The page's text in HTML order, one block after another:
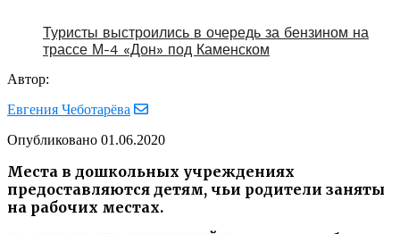
Туристы выстроились в очередь за бензином на
трассе М-4 «Дон» под Каменском
Автор:
Евгения Чеботарёва
Опубликовано 01.06.2020
Места в дошкольных учреждениях
предоставляются детям, чьи родители заняты
на рабочих местах.